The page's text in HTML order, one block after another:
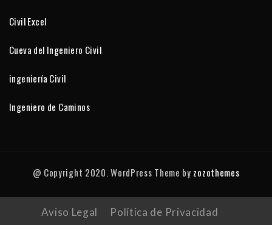
Civil Excel
Cueva del Ingeniero Civil
ingeniería Civil
Ingeniero de Caminos
@ Copyright 2020. WordPress Theme by zozothemes
Aviso Legal
Política de Privacidad